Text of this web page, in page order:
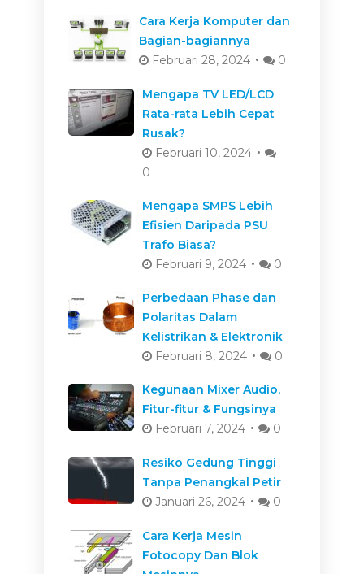
Cara Kerja Komputer dan
Bagian-bagiannya
Februari 28, 2024
0
Mengapa TV LED/LCD
Rata-rata Lebih Cepat
Rusak?
Februari 10, 2024
0
Mengapa SMPS Lebih
Efisien Daripada PSU
Trafo Biasa?
Februari 9, 2024
0
Perbedaan Phase dan
Polaritas Dalam
Kelistrikan & Elektronik
Februari 8, 2024
0
Kegunaan Mixer Audio,
Fitur-fitur & Fungsinya
Februari 7, 2024
0
Resiko Gedung Tinggi
Tanpa Penangkal Petir
Januari 26, 2024
0
Cara Kerja Mesin
Fotocopy Dan Blok